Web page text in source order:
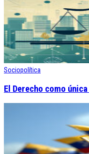
Sociopolítica
El Derecho como